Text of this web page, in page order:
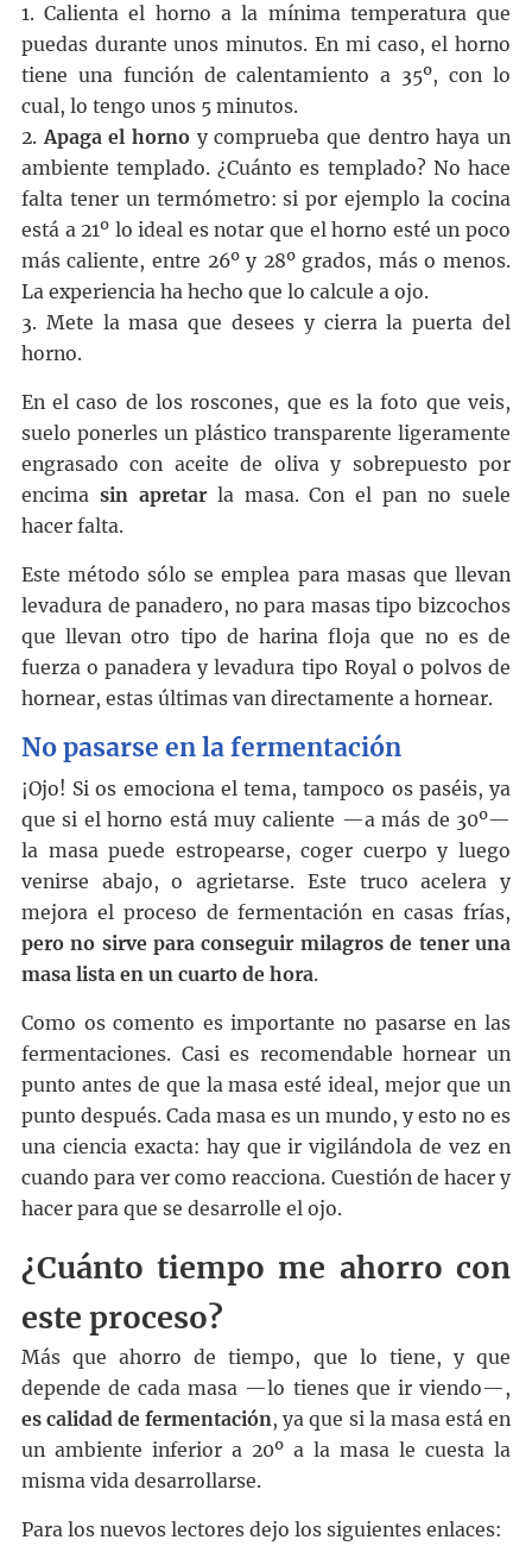
1. Calienta el horno a la mínima temperatura que
puedas durante unos minutos. En mi caso, el horno
tiene una función de calentamiento a 35º, con lo
cual, lo tengo unos 5 minutos.
2. Apaga el hornoy comprueba que dentro haya un
ambiente templado. ¿Cuánto es templado? No hace
falta tener un termómetro: si por ejemplo la cocina
está a 21º lo ideal es notar que el horno esté un poco
más caliente, entre 26º y 28º grados, más o menos.
La experiencia ha hecho que lo calcule a ojo.
3. Mete la masa que desees y cierra la puerta del
horno.
En el caso de los roscones, que es la foto que veis,
suelo ponerles un plástico transparente ligeramente
engrasado con aceite de oliva y sobrepuesto por
encima sin apretarla masa. Con el pan no suele
hacer falta.
Este método sólo se emplea para masas que llevan
levadura de panadero, no para masas tipo bizcochos
que llevan otro tipo de harina floja que no es de
fuerza o panadera y levadura tipo Royal o polvos de
hornear, estas últimas van directamente a hornear.
No pasarse en la fermentación
¡Ojo! Si os emociona el tema, tampoco os paséis, ya
que si el horno está muy caliente —a más de 30º—
la masa puede estropearse, coger cuerpo y luego
venirse abajo, o agrietarse. Este truco acelera y
mejora el proceso de fermentación en casas frías,
pero no sirve para conseguir milagros de tener una
masa lista en un cuarto de hora.
Como os comento es importante no pasarse en las
fermentaciones. Casi es recomendable hornear un
punto antes de que la masa esté ideal, mejor que un
punto después. Cada masa es un mundo, y esto no es
una ciencia exacta: hay que ir vigilándola de vez en
cuando para ver como reacciona. Cuestión de hacer y
hacer para que se desarrolle el ojo.
¿Cuánto tiempo me ahorro con
este proceso?
Más que ahorro de tiempo, que lo tiene, y que
depende de cada masa —lo tienes que ir viendo—,
es calidad de fermentación, ya que si la masa está en
un ambiente inferior a 20º a la masa le cuesta la
misma vida desarrollarse.
Para los nuevos lectores dejo los siguientes enlaces: